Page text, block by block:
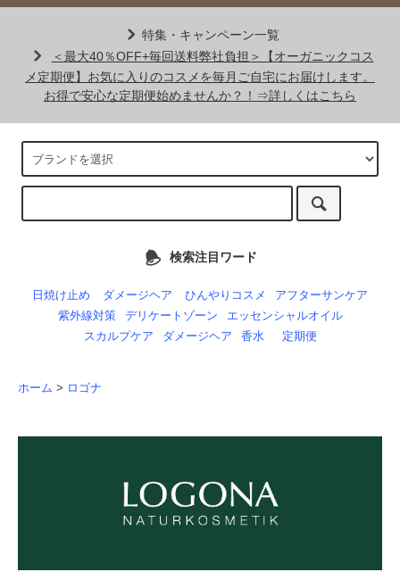
特集・キャンペーン一覧
＜最大40％OFF+毎回送料弊社負担＞【オーガニックコス
メ定期便】お気に入りのコスメを毎月ご自宅にお届けします。
お得で安心な定期便始めませんか？！⇒詳しくはこちら
検索注目ワード
日焼け止め ダメージヘア ひんやりコスメ
アフターサンケア
紫外線対策
デリケートゾーン
エッセンシャルオイル
スカルプケア
ダメージヘア 香水 定期便
ホーム > ロゴナ